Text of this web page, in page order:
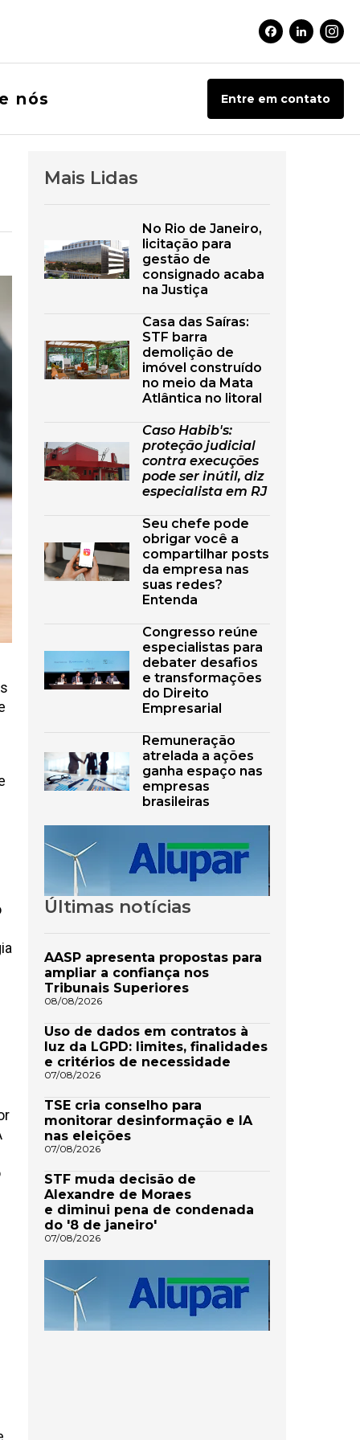
Facebook
Linkedin
nós Entre em contato
Mais Lidas
No Rio de Janeiro,
licitação para
gestão de
consignado acaba
na Justiça
Casa das Saíras:
STF barra
demolição de
imóvel construído
no meio da Mata
Atlântica no litoral
Caso Habib's:
proteção judicial
contra execuções
pode ser inútil, diz
especialista em RJ
Seu chefe pode
obrigar você a
compartilhar posts
da empresa nas
suas redes?
Entenda
Congresso reúne
especialistas para
debater desafios
e transformações
do Direito
Empresarial
Remuneração
atrelada a ações
ganha espaço nas
empresas
brasileiras
Últimas notícias
AASP apresenta propostas para
ampliar a confiança nos
Tribunais Superiores
08/08/2026
Uso de dados em contratos à
luz da LGPD: limites, finalidades
e critérios de necessidade
07/08/2026
TSE cria conselho para
monitorar desinformação e IA
nas eleições
07/08/2026
STF muda decisão de
Alexandre de Moraes
e diminui pena de condenada
do '8 de janeiro'
07/08/2026